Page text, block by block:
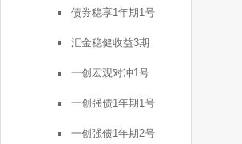
债券稳享1年期1号
汇金稳健收益3期
一创宏观对冲1号
一创强债1年期1号
一创强债1年期2号